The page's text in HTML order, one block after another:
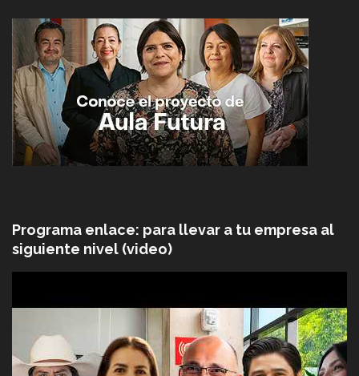
Programa enlace: para llevar a tu empresa al
siguiente nivel (video)